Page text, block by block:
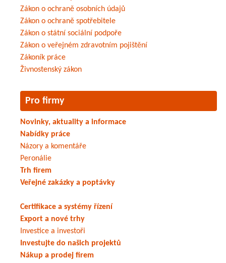
Zákon o ochraně osobních údajů
Zákon o ochraně spotřebitele
Zákon o státní sociální podpoře
Zákon o veřejném zdravotním pojištění
Zákoník práce
Živnostenský zákon
Pro firmy
Novinky, aktuality a informace
Nabídky práce
Názory a komentáře
Peronálie
Trh firem
Veřejné zakázky a poptávky
Certifikace a systémy řízení
Export a nové trhy
Investice a investoři
Investujte do našich projektů
Nákup a prodej firem